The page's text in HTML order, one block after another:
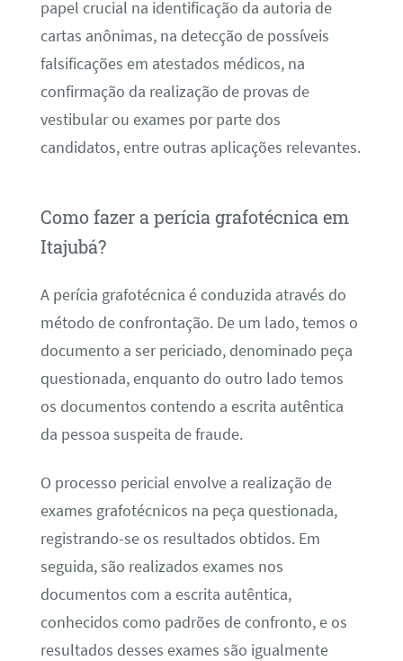
papel crucial na identificação da autoria de
cartas anônimas, na detecção de possíveis
falsificações em atestados médicos, na
confirmação da realização de provas de
vestibular ou exames por parte dos
candidatos, entre outras aplicações relevantes.
Como fazer a perícia grafotécnica em
Itajubá?
A perícia grafotécnica é conduzida através do
método de confrontação. De um lado, temos o
documento a ser periciado, denominado peça
questionada, enquanto do outro lado temos
os documentos contendo a escrita autêntica
da pessoa suspeita de fraude.
O processo pericial envolve a realização de
exames grafotécnicos na peça questionada,
registrando-se os resultados obtidos. Em
seguida, são realizados exames nos
documentos com a escrita autêntica,
conhecidos como padrões de confronto, e os
resultados desses exames são igualmente